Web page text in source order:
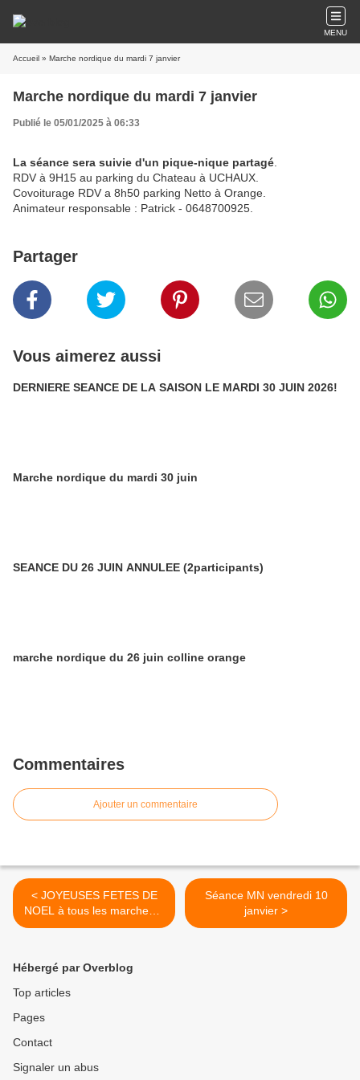
MENU
Accueil » Marche nordique du mardi 7 janvier
Marche nordique du mardi 7 janvier
Publié le 05/01/2025 à 06:33
La séance sera suivie d'un pique-nique partagé
RDV à 9H15 au parking du Chateau à UCHAUX.
Covoiturage RDV a 8h50 parking Netto à Orange.
Animateur responsable : Patrick - 0648700925.
Partager
Vous aimerez aussi
DERNIERE SEANCE DE LA SAISON LE MARDI 30 JUIN 2026!
Marche nordique du mardi 30 juin
SEANCE DU 26 JUIN ANNULEE (2participants)
marche nordique du 26 juin colline orange
Commentaires
Ajouter un commentaire
< JOYEUSES FETES DE
NOEL à tous les marcheurs
!
Séance MN vendredi 10
janvier >
Hébergé par Overblog
Top articles
Pages
Contact
Signaler un abus